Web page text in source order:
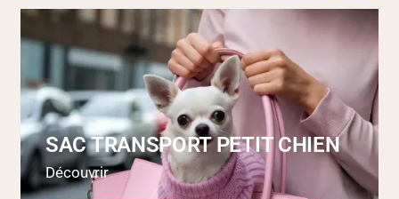
SAC TRANSPORT PETIT CHIEN
Découvrir